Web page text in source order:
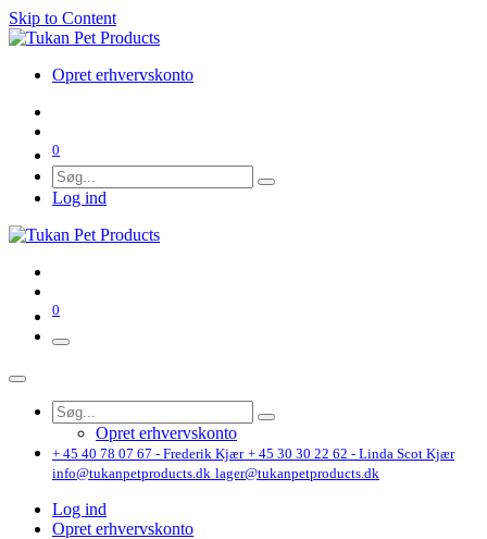
Skip to Content
Opret erhvervskonto
0
Log ind
0
Opret erhvervskonto
+ 45 40 78 07 67 - Frederik Kjær + 45 30 30 22 62 - Linda Scot Kjær
info@tukanpetproducts.dk lager@tukanpetproducts.dk
Log ind
Opret erhvervskonto